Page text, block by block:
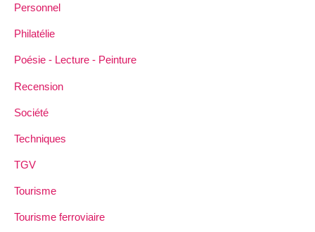
Personnel
Philatélie
Poésie - Lecture - Peinture
Recension
Société
Techniques
TGV
Tourisme
Tourisme ferroviaire